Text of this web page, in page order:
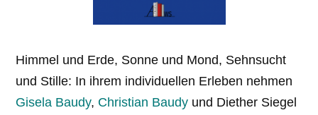
Himmel und Erde, Sonne und Mond, Sehnsucht
und Stille: In ihrem individuellen Erleben nehmen
Gisela Baudy, Christian Baudy und Diether Siegel